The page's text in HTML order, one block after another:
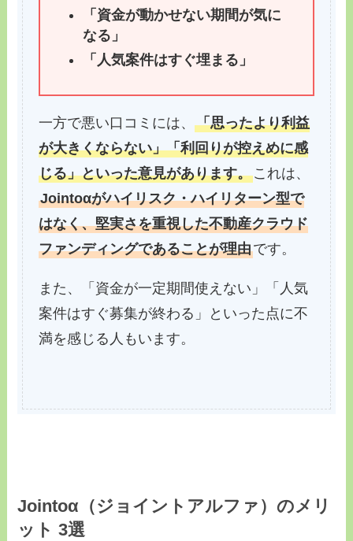
「資金が動かせない期間が気に
なる」
「人気案件はすぐ埋まる」
一方で悪い口コミには、「思ったより利益
が大きくならない」「利回りが控えめに感
じる」といった意見があります。これは、
Jointoαがハイリスク・ハイリターン型で
はなく、堅実さを重視した不動産クラウド
ファンディングであることが理由です。
また、「資金が一定期間使えない」「人気
案件はすぐ募集が終わる」といった点に不
満を感じる人もいます。
Jointoα（ジョイントアルファ）のメリ
ット 3選